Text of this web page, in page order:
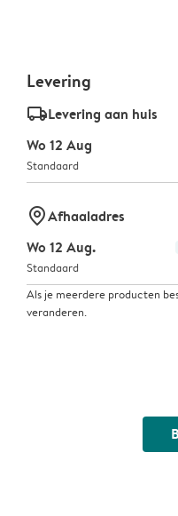
Levering
delivery_standard_v2Levering aan huis
Wo 12 Aug
Standaard
marker-pinAfhaaladres
Wo 12 Aug.
Standaard
Als je meerdere producten
veranderen.